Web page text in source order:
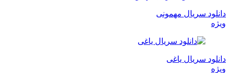
دانلود سریال مهمونی
ویژه
دانلود سریال یاغی
ویژه